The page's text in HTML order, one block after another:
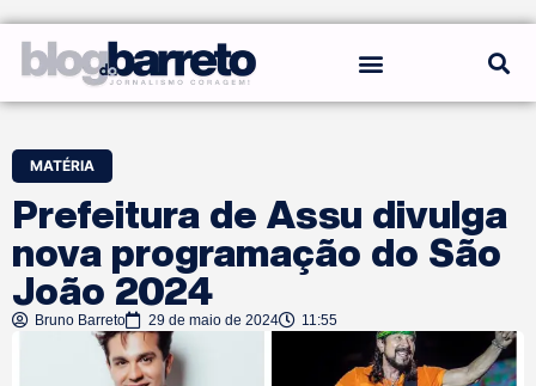
MATÉRIA
Prefeitura de Assu divulga
nova programação do São
João 2024
Bruno Barreto 29 de maio de 2024 11:55